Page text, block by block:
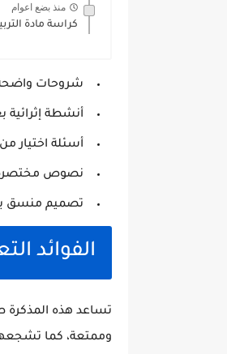
منذ بضع اعوام
كراسة مادة
شروحات
أنشطة إثرائية
أسئلة اختيار
نصوص
تصميم منسق
الفوائد
تساعد هذه
وممتعة، كما